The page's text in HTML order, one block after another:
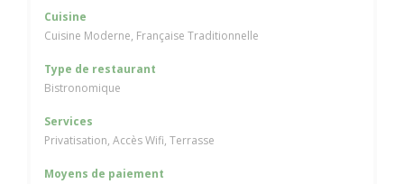
Cuisine
Cuisine Moderne, Française Traditionnelle
Type de restaurant
Bistronomique
Services
Privatisation, Accès Wifi, Terrasse
Moyens de paiement